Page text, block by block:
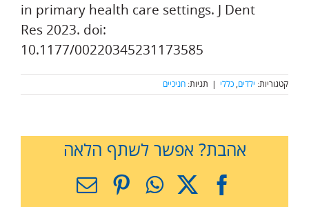
in primary health care settings. J Dent
Res 2023. doi:
10.1177/00220345231173585
קטגוריות: ילדים,כללי | תגיות: חניכיים
אהבת? אפשר לשתף הלאה
Facebook
X
WhatsApp
Pinterest
כתובת